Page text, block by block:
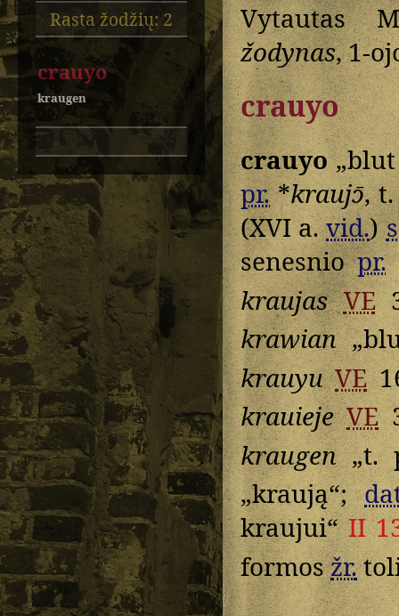
Rasta žodžių: 2
crauyo
kraugen
Vytautas
žodynas, 1-
crauyo
crauyo„blut
pr.*kraujɔ̄,
(XVI a.vid.)
senesniopr.
kraujas VE
krawian
krauyu VE
krauieje VE
kraugen„t.
„kraują“;
kraujui“II
formosžr.